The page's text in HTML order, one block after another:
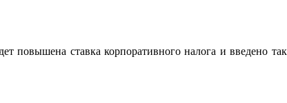
повышена ставка корпоративного налога и введено